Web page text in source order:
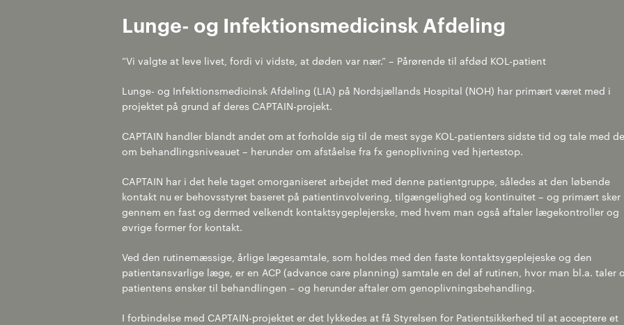
Lunge- og Infektionsmedicinsk Afdeling
“Vi valgte at leve livet, fordi vi vidste, at døden var nær.” – Pårørende til afdød KOL-patient
Lunge- og Infektionsmedicinsk Afdeling (LIA) på Nordsjællands Hospital (NOH) har primært været med i
projektet på grund af deres CAPTAIN-projekt.
CAPTAIN handler blandt andet om at forholde sig til de mest syge KOL-patienters sidste tid og tale med
om behandlingsniveauet – herunder om afståelse fra fx genoplivning ved hjertestop.
CAPTAIN har i det hele taget omorganiseret arbejdet med denne patientgruppe, således at den løbende
kontakt nu er behovsstyret baseret på patientinvolvering, tilgængelighed og kontinuitet – og primært sker
gennem en fast og dermed velkendt kontaktsygeplejerske, med hvem man også aftaler lægekontroller og
øvrige former for kontakt.
Ved den rutinemæssige, årlige lægesamtale, som holdes med den faste kontaktsygeplejeske og den
patientansvarlige læge, er en ACP (advance care planning) samtale en del af rutinen, hvor man bl.a. taler
patientens ønsker til behandlingen – og herunder aftaler om genoplivningsbehandling.
I forbindelse med CAPTAIN-projektet er det lykkedes at få Styrelsen for Patientsikkerhed til at acceptere et